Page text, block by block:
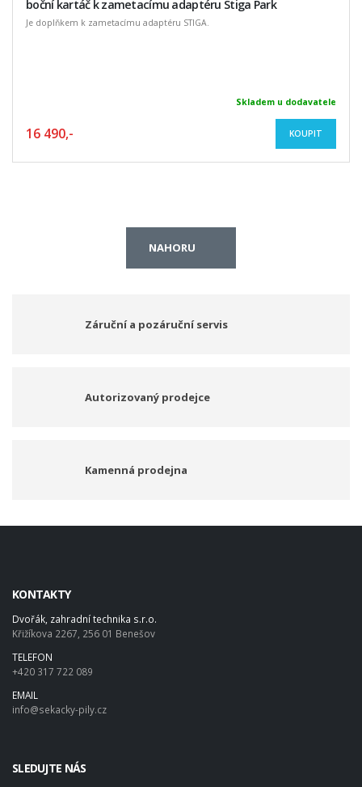
boční kartáč k zametacímu adaptéru Stiga Park
Je doplňkem k zametacímu adaptéru STIGA.
Skladem u dodavatele
16 490,- KOUPIT
NAHORU
Záruční a pozáruční servis
Autorizovaný prodejce
Kamenná prodejna
KONTAKTY
Dvořák, zahradní technika s.r.o.
Křižíkova 2267, 256 01 Benešov
TELEFON
+420 317 722 089
EMAIL
info@sekacky-pily.cz
SLEDUJTE NÁS